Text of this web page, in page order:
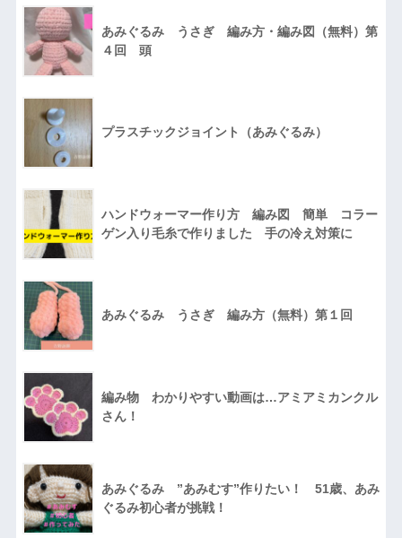
あみぐるみ うさぎ 編み方・編み図（無料）第
４回 頭
プラスチックジョイント（あみぐるみ）
ハンドウォーマー作り方 編み図 簡単 コラー
ゲン入り毛糸で作りました 手の冷え対策に
あみぐるみ うさぎ 編み方（無料）第１回
編み物 わかりやすい動画は…アミアミカンクル
さん！
あみぐるみ ”あみむす”作りたい！ 51歳、あみ
ぐるみ初心者が挑戦！